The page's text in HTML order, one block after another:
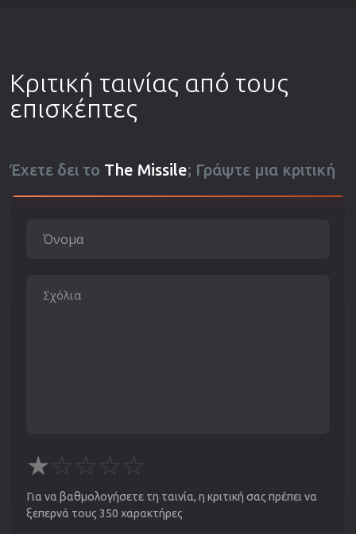
Κριτική ταινίας από τους
επισκέπτες
Έχετε δει το The Missile; Γράψτε μια κριτική
★☆☆☆☆
Για να βαθμολογήσετε τη ταινία, η κριτική σας πρέπει να
ξεπερνά τους 350 χαρακτήρες